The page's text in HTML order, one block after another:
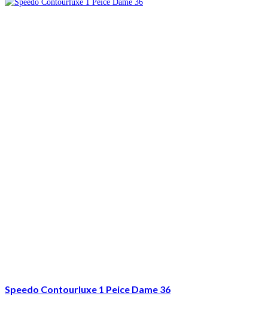
Speedo Contourluxe 1 Peice Dame 36